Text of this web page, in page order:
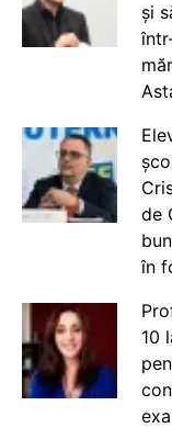
și
de
în
10